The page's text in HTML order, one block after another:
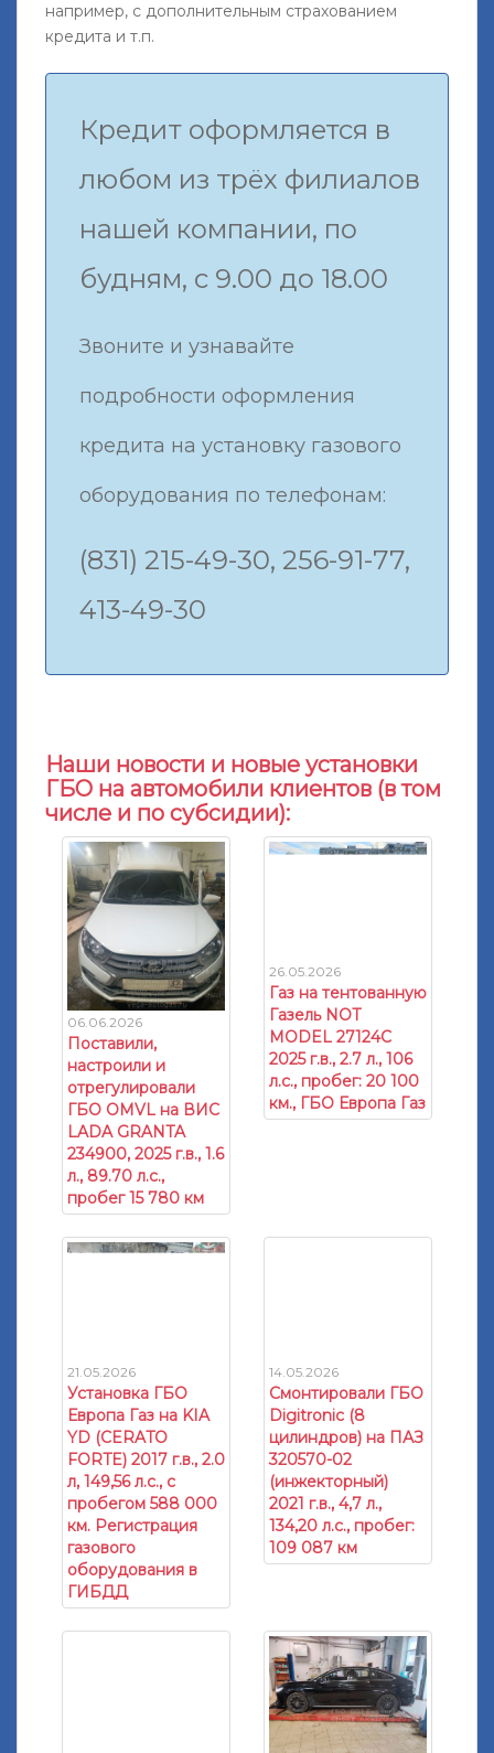
например, с дополнительным страхованием
кредита и т.п.
Кредит оформляется в
любом из трёх филиалов
нашей компании, по
будням, с 9.00 до 18.00
Звоните и узнавайте
подробности оформления
кредита на установку газового
оборудования по телефонам:
(831) 215-49-30, 256-91-77,
413-49-30
Наши новости и новые установки
ГБО на автомобили клиентов (в том
числе и по субсидии):
06.06.2026
Поставили,
настроили и
отрегулировали
ГБО OMVL на ВИС
LADA GRANTA
234900, 2025 г.в., 1.6
л., 89.70 л.с.,
пробег 15 780 км
26.05.2026
Газ на тентованную
Газель NOT
MODEL 27124C
2025 г.в., 2.7 л., 106
л.с., пробег: 20 100
км., ГБО Европа Газ
21.05.2026
Установка ГБО
Европа Газ на KIA
YD (CERATO
FORTE) 2017 г.в., 2.0
л, 149,56 л.с., с
пробегом 588 000
км. Регистрация
газового
оборудования в
ГИБДД
14.05.2026
Смонтировали ГБО
Digitronic (8
цилиндров) на ПАЗ
320570-02
(инжекторный)
2021 г.в., 4,7 л.,
134,20 л.с., пробег:
109 087 км